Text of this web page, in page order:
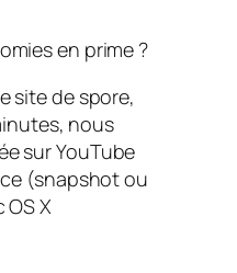
en prime ?
site de spore,
nous
sur YouTube
(snapshot ou
X